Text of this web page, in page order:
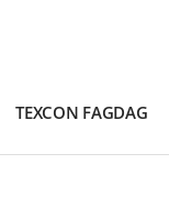
TEXCON FAGDAG